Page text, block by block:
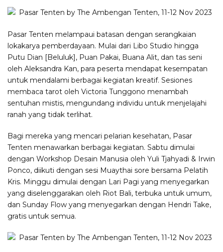
Pasar Tenten melampaui batasan dengan serangkaian
lokakarya pemberdayaan. Mulai dari Libo Studio hingga
Putu Dian [Beluluk], Puan Pakai, Buana Alit, dan tas seni
oleh Aleksandra Kan, para peserta mendapat kesempatan
untuk mendalami berbagai kegiatan kreatif. Sesiones
membaca tarot oleh Victoria Tunggono menambah
sentuhan mistis, mengundang individu untuk menjelajahi
ranah yang tidak terlihat.
Bagi mereka yang mencari pelarian kesehatan, Pasar
Tenten menawarkan berbagai kegiatan. Sabtu dimulai
dengan Workshop Desain Manusia oleh Yuli Tjahyadi & Irwin
Ponco, diikuti dengan sesi Muaythai sore bersama Pelatih
Kris. Minggu dimulai dengan Lari Pagi yang menyegarkan
yang diselenggarakan oleh Riot Bali, terbuka untuk umum,
dan Sunday Flow yang menyegarkan dengan Hendri Take,
gratis untuk semua.